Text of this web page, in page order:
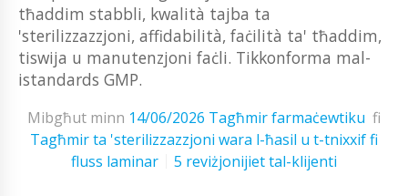
tħaddim stabbli, kwalità tajba ta
'sterilizzazzjoni, affidabilità, faċilità ta' tħaddim,
tiswija u manutenzjoni faċli. Tikkonforma mal-
istandards GMP.
Mibgħut minn 14/06/2026 Tagħmir farmaċewtiku fi
Tagħmir ta 'sterilizzazzjoni wara l-ħasil u t-tnixxif fi
fluss laminar
5 reviżjonijiet tal-klijenti